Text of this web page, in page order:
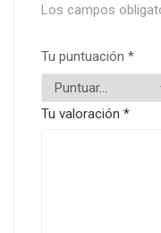
Los campos
Tu puntuación *
Tu valoración *